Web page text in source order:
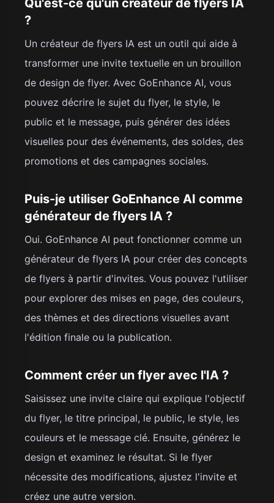
Qu'est-ce qu'un créateur de flyers IA
?
Un créateur de flyers IA est un outil qui aide à
transformer une invite textuelle en un brouillon
de design de flyer. Avec GoEnhance AI, vous
pouvez décrire le sujet du flyer, le style, le
public et le message, puis générer des idées
visuelles pour des événements, des soldes, des
promotions et des campagnes sociales.
Puis-je utiliser GoEnhance AI comme
générateur de flyers IA ?
Oui. GoEnhance AI peut fonctionner comme un
générateur de flyers IA pour créer des concepts
de flyers à partir d'invites. Vous pouvez l'utiliser
pour explorer des mises en page, des couleurs,
des thèmes et des directions visuelles avant
l'édition finale ou la publication.
Comment créer un flyer avec l'IA ?
Saisissez une invite claire qui explique l'objectif
du flyer, le titre principal, le public, le style, les
couleurs et le message clé. Ensuite, générez le
design et examinez le résultat. Si le flyer
nécessite des modifications, ajustez l'invite et
créez une autre version.